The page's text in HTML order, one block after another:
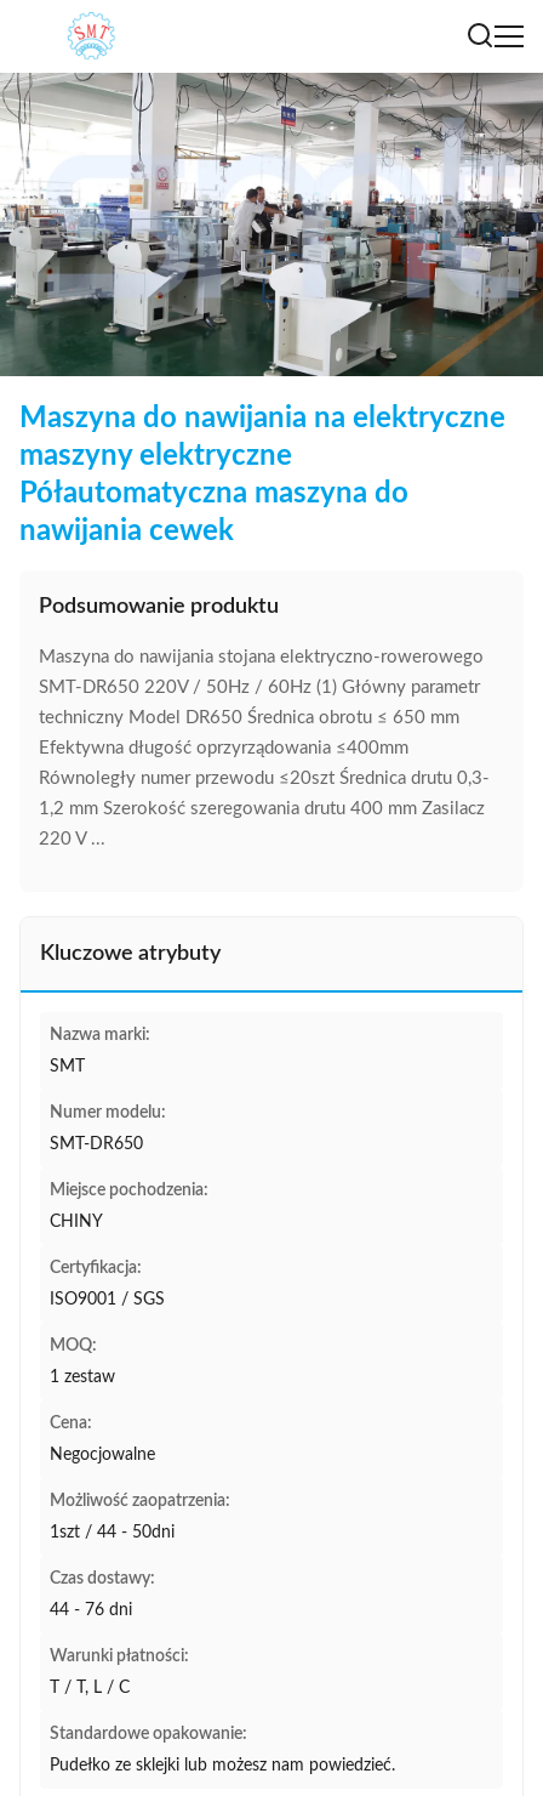
Maszyna do nawijania na elektryczne
maszyny elektryczne
Półautomatyczna maszyna do
nawijania cewek
Podsumowanie produktu
Maszyna do nawijania stojana elektryczno-rowerowego
SMT-DR650 220V / 50Hz / 60Hz (1) Główny parametr
techniczny Model DR650 Średnica obrotu ≤ 650 mm
Efektywna długość oprzyrządowania ≤400mm
Równoległy numer przewodu ≤20szt Średnica drutu 0,3-
1,2 mm Szerokość szeregowania drutu 400 mm Zasilacz
220 V ...
Kluczowe atrybuty
Nazwa marki:
SMT
Numer modelu:
SMT-DR650
Miejsce pochodzenia:
CHINY
Certyfikacja:
ISO9001 / SGS
MOQ:
1 zestaw
Cena:
Negocjowalne
Możliwość zaopatrzenia:
1szt / 44 - 50dni
Czas dostawy:
44 - 76 dni
Warunki płatności:
T / T, L / C
Standardowe opakowanie:
Pudełko ze sklejki lub możesz nam powiedzieć.